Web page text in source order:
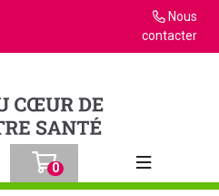
Nous
contacter
0
Afficher la